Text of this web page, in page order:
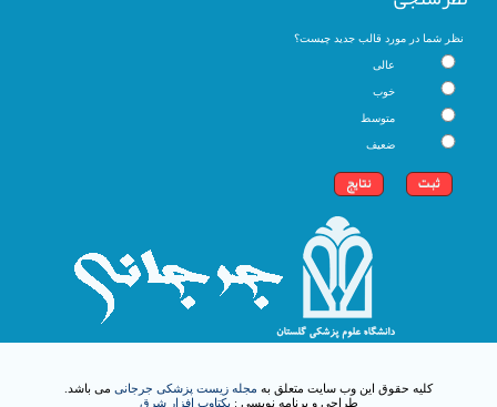
نظر شما در مورد قالب جدید چیست؟
عالی
خوب
متوسط
ضعیف
کلیه حقوق این وب سایت متعلق به مجله زیست پزشکی جرجانیمی باشد.
طراحی و برنامه نویسی : یکتاوب افزار شرق